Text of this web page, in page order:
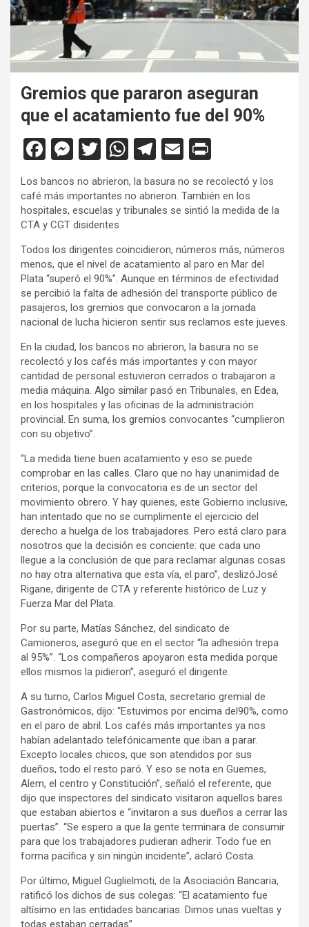
Gremios que pararon aseguran
que el acatamiento fue del 90%
F
ce
b
o
o
k
M
se
n
g
er
T
wi
tt
er
W
h
at
s
p
p
T
e
gr
m
E
ail
in
tF
ri
n
dl
y
Los bancos no abrieron, la basura no se recolectó y los
café más importantes no abrieron. También en los
hospitales, escuelas y tribunales se sintió la medida de la
CTA y CGT disidentes
Todos los dirigentes coincidieron, números más, números
menos, que el nivel de acatamiento al paro en Mar del
Plata “superó el 90%”. Aunque en términos de efectividad
se percibió la falta de adhesión del transporte público de
pasajeros, los gremios que convocaron a la jornada
nacional de lucha hicieron sentir sus reclamos este jueves.
En la ciudad, los bancos no abrieron, la basura no se
recolectó y los cafés más importantes y con mayor
cantidad de personal estuvieron cerrados o trabajaron a
media máquina. Algo similar pasó en Tribunales, en Edea,
en los hospitales y las oficinas de la administración
provincial. En suma, los gremios convocantes “cumplieron
con su objetivo”.
“La medida tiene buen acatamiento y eso se puede
comprobar en las calles. Claro que no hay unanimidad de
criterios, porque la convocatoria es de un sector del
movimiento obrero. Y hay quienes, este Gobierno inclusive,
han intentado que no se cumplimente el ejercicio del
derecho a huelga de los trabajadores. Pero está claro para
nosotros que la decisión es conciente: que cada uno
llegue a la conclusión de que para reclamar algunas cosas
no hay otra alternativa que esta vía, el paro”, deslizóJosé
Rigane, dirigente de CTA y referente histórico de Luz y
Fuerza Mar del Plata.
Por su parte, Matías Sánchez, del sindicato de
Camioneros, aseguró que en el sector “la adhesión trepa
al 95%”. “Los compañeros apoyaron esta medida porque
ellos mismos la pidieron”, aseguró el dirigente.
A su turno, Carlos Miguel Costa, secretario gremial de
Gastronómicos, dijo: “Estuvimos por encima del90%, como
en el paro de abril. Los cafés más importantes ya nos
habían adelantado telefónicamente que iban a parar.
Excepto locales chicos, que son atendidos por sus
dueños, todo el resto paró. Y eso se nota en Guemes,
Alem, el centro y Constitución”, señaló el referente, que
dijo que inspectores del sindicato visitaron aquellos bares
que estaban abiertos e “invitaron a sus dueños a cerrar las
puertas”. “Se espero a que la gente terminara de consumir
para que los trabajadores pudieran adherir. Todo fue en
forma pacífica y sin ningún incidente”, aclaró Costa.
Por último, Miguel Guglielmoti, de la Asociación Bancaria,
ratificó los dichos de sus colegas: “El acatamiento fue
altísimo en las entidades bancarias. Dimos unas vueltas y
todas estaban cerradas”.